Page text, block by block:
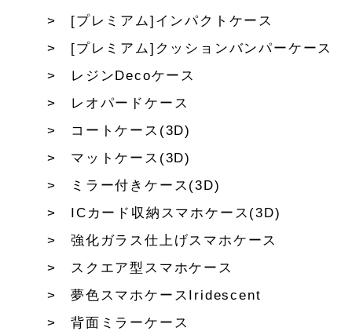
[プレミアム]インパクトケース
[プレミアム]クッションバンパーケース
レジンDecoケース
レオパードケース
コートケース(3D)
マットケース(3D)
ミラー付きケース(3D)
ICカード収納スマホケース(3D)
強化ガラス仕上げスマホケース
スクエア型スマホケース
夢色スマホケースIridescent
背面ミラーケース